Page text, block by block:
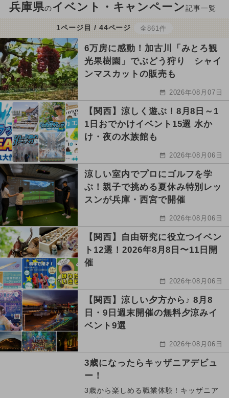
兵庫県のイベント・キャンペーン記事一覧
1ページ目 / 44ページ 全861件
6万房に感動！加古川「みとろ観
光果樹園」でぶどう狩り シャイ
ンマスカットの販売も
2026年08月07日
【関西】涼しく遊ぶ！8月8日～1
1日おでかけイベント15選 水か
け・夜の水族館も
2026年08月06日
涼しい室内でプロにゴルフを学
ぶ！親子で挑める夏休み特別レッ
スンが兵庫・西宮で開催
2026年08月06日
【関西】自由研究に役立つイベン
ト12選！2026年8月8日〜11日開
催
2026年08月06日
【関西】涼しい夕方から♪ 8月8
日・9日週末開催の無料夕涼みイ
ベント9選
2026年08月06日
3歳になったらキッザニアデビュ
ー！
3歳から楽しめる職業体験！キッザニア